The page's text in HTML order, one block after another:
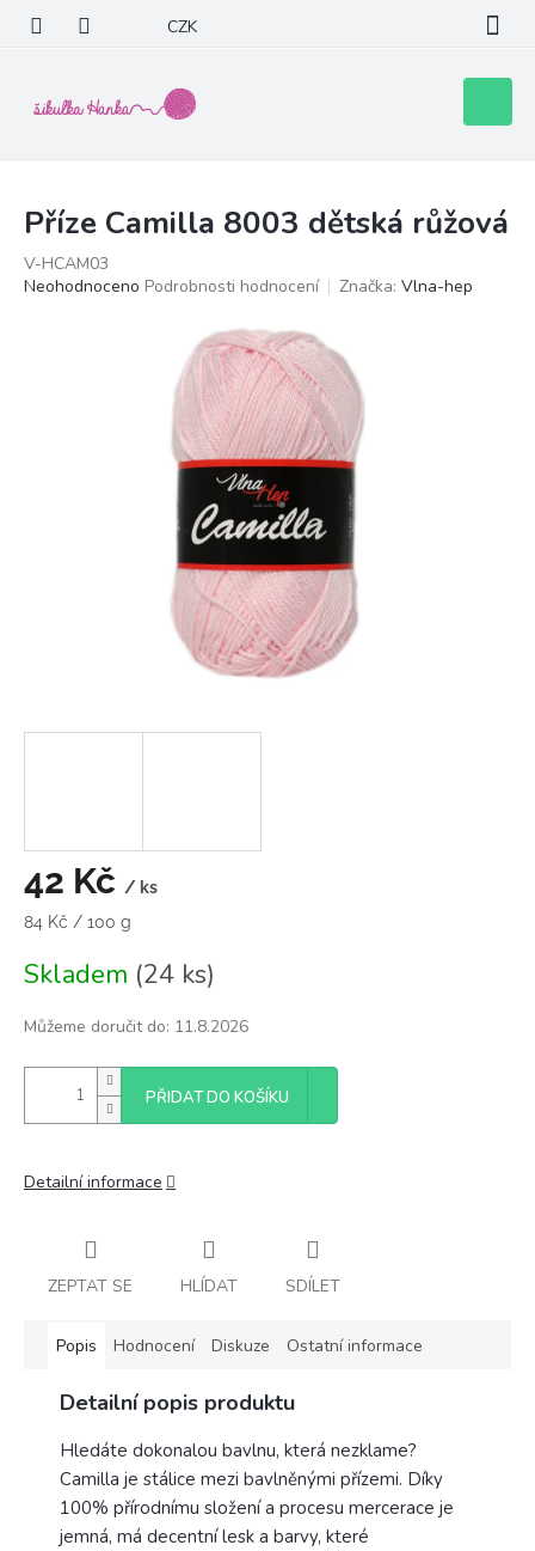
obsah
CZK
košík
Příze Camilla 8003 dětská růžová
V-HCAM03
Průměrné
Neohodnoceno Podrobnosti hodnocení Značka: Vlna-hep
42 Kč / ks
Měrná
84 Kč / 100 g
Skladem (24 ks)
Můžeme doručit do: 11.8.2026
PŘIDAT DO KOŠÍKU
Detailní informace
ZEPTAT SE HLÍDAT SDÍLET
Popis Hodnocení Diskuze Ostatní informace
Detailní popis produktu
Hledáte dokonalou bavlnu, která nezklame?
Camilla je stálice mezi bavlněnými přízemi. Díky
100% přírodnímu složení a procesu mercerace je
jemná, má decentní lesk a barvy, které